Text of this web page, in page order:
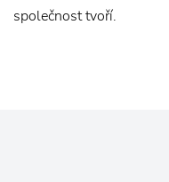
společnost tvoří.